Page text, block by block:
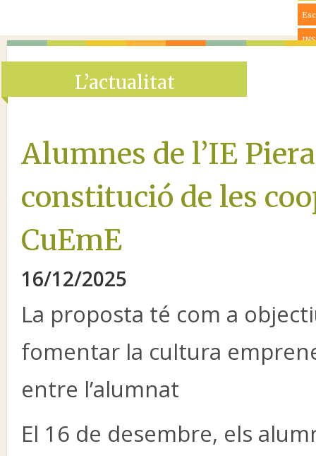
L’actualitat
Alumnes de l’IE
constitució de les
CuEmE
16/12/2025
La proposta té com a
fomentar la cultura
entre l’alumnat
El 16 de desembre, els